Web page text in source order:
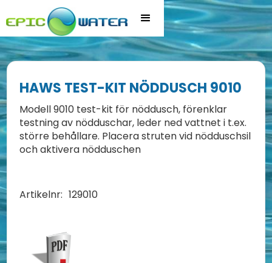
HAWS TEST-KIT NÖDDUSCH 9010
Modell 9010 test-kit för nöddusch, förenklar
testning av nödduschar, leder ned vattnet i t.ex.
större behållare. Placera struten vid nödduschsil
och aktivera nödduschen
Artikelnr: 129010